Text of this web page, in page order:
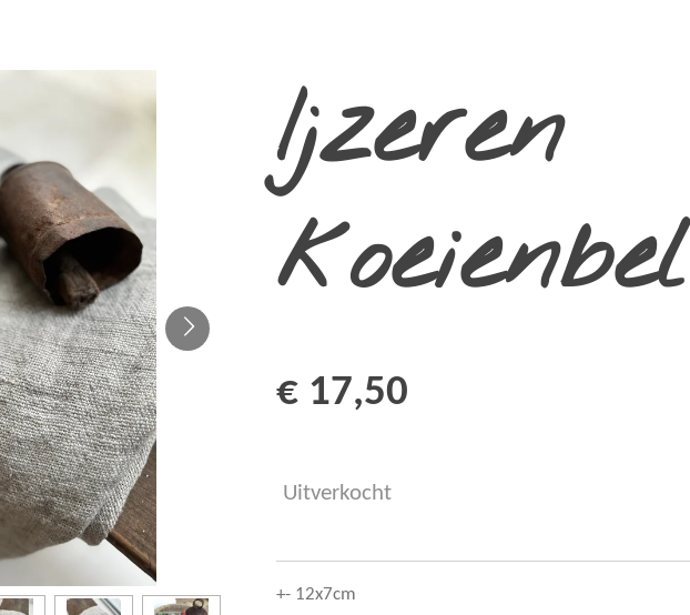
Ijzeren
koeienbel
€ 17,50
Uitverkocht
+- 12x7cm